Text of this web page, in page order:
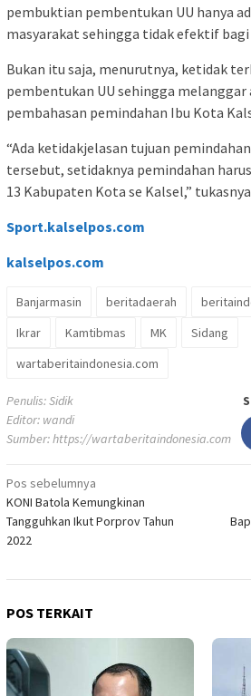
pembuktian pembentukan UU hanya
masyarakat sehingga tidak efektif
Bukan itu saja, menurutnya, ketidak
pembentukan UU sehingga melanggar
pembahasan pemindahan Ibu Kota
“Ada ketidakjelasan tujuan
tersebut, setidaknya pemindahan
13 Kabupaten Kota se Kalsel,”
Sport.kalselpos.com
kalselpos.com
Banjarmasin beritadaerah
Ikrar
Kamtibmas MK
Sidang
wartaberitaindonesia.com
Penulis: Sidik
Editor: wandi
Sumber:https://wartaberitaindonesia.com
Navigasi
pos
Pos sebelumnya
KONI Batola Kemungkinan
Tangguhkan Ikut Porprov Tahun
2022
POS TERKAIT